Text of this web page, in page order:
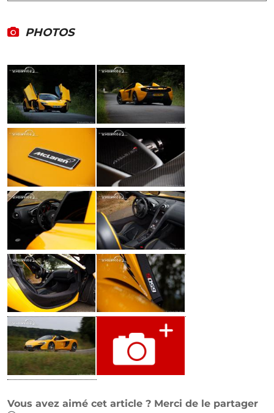
PHOTOS
Vous avez aimé cet article ? Merci de le partager